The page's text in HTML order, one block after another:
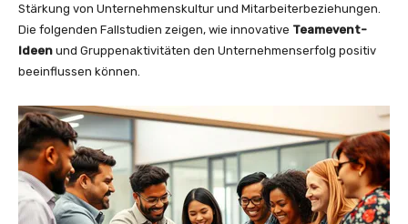
Stärkung von Unternehmenskultur und Mitarbeiterbeziehungen.
Die folgenden Fallstudien zeigen, wie innovative Teamevent-
Ideen und Gruppenaktivitäten den Unternehmenserfolg positiv
beeinflussen können.